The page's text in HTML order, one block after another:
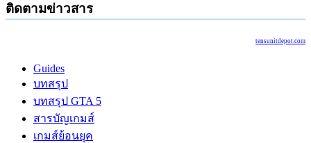
ติดตามข่าวสาร
tensunitdepot.com
Guides
บทสรุป
บทสรุป GTA 5
สารบัญเกมส์
เกมส์ย้อนยุค